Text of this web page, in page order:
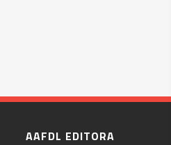
AAFDL EDITORA